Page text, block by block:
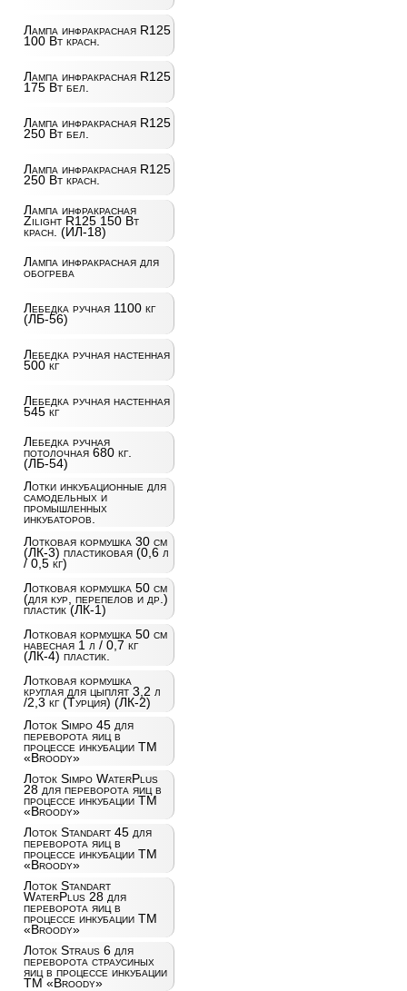
Лампа инфракрасная R125
100 Вт красн.
Лампа инфракрасная R125
175 Вт бел.
Лампа инфракрасная R125
250 Вт бел.
Лампа инфракрасная R125
250 Вт красн.
Лампа инфракрасная
Zilight R125 150 Вт
красн. (ИЛ-18)
Лампа инфракрасная для
обогрева
Лебедка ручная 1100 кг
(ЛБ-56)
Лебедка ручная настенная
500 кг
Лебедка ручная настенная
545 кг
Лебедка ручная
потолочная 680 кг.
(ЛБ-54)
Лотки инкубационные для
самодельных и
промышленных
инкубаторов.
Лотковая кормушка 30 см
(ЛК-3) пластиковая (0,6 л
/ 0,5 кг)
Лотковая кормушка 50 см
(для кур, перепелов и др.)
пластик (ЛК-1)
Лотковая кормушка 50 см
навесная 1 л / 0,7 кг
(ЛК-4) пластик.
Лотковая кормушка
круглая для цыплят 3,2 л
/2,3 кг (Турция) (ЛК-2)
Лоток Simpo 45 для
переворота яиц в
процессе инкубации ТМ
«Broody»
Лоток Simpo WaterPlus
28 для переворота яиц в
процессе инкубации ТМ
«Broody»
Лоток Standart 45 для
переворота яиц в
процессе инкубации ТМ
«Broody»
Лоток Standart
WaterPlus 28 для
переворота яиц в
процессе инкубации ТМ
«Broody»
Лоток Straus 6 для
переворота страусиных
яиц в процессе инкубации
ТМ «Broody»